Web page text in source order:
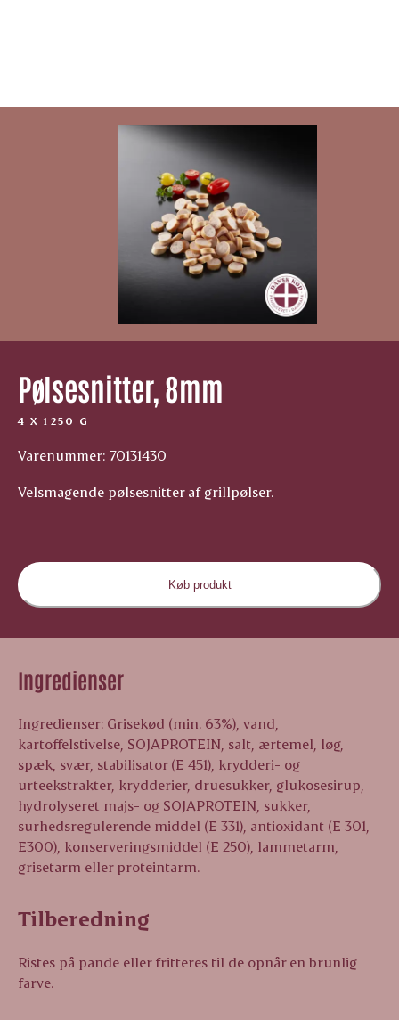
Pølsesnitter, 8mm
4 X 1250 G
Varenummer: 70131430
Velsmagende pølsesnitter af grillpølser.
Køb produkt
Ingredienser
Ingredienser: Grisekød (min. 63%), vand,
kartoffelstivelse, SOJAPROTEIN, salt, ærtemel, løg,
spæk, svær, stabilisator (E 451), krydderi- og
urteekstrakter, krydderier, druesukker, glukosesirup,
hydrolyseret majs- og SOJAPROTEIN, sukker,
surhedsregulerende middel (E 331), antioxidant (E 301,
E300), konserveringsmiddel (E 250), lammetarm,
grisetarm eller proteintarm.
Tilberedning
Ristes på pande eller fritteres til de opnår en brunlig
farve.